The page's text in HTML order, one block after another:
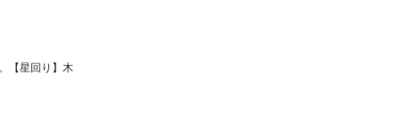
【星回り】木